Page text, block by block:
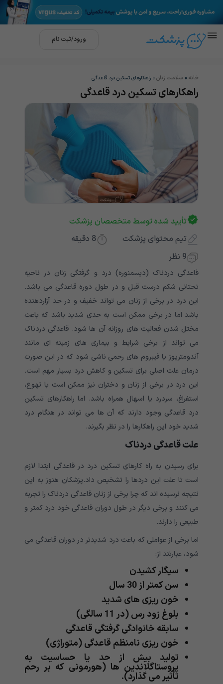
ورود/ثبت نام
خانه » سلامت زنان » راهکارهای تسکین درد قاعدگی
راهکارهای تسکین درد قاعدگی
تأیید شده توسط متخصصان پزشکت
تیم محتوای پزشکت
8 دقیقه
9 نظر
قاعدگی دردناک (دیسمنوره) درد و گرفتگی زنان در ناحیه
تحتانی شکم درست قبل و در طول دوره قاعدگی می باشد.
این درد در برخی از زنان می تواند خفیف و در حد آزاردهنده
باشد اما در برخی ممکن است به حدی شدید باشد که باعث
مختل شدن فعالیت های روزانه آن ها شود. قاعدگی دردناک
می تواند از برخی شرایط و بیماری های زمینه ای مانند
آندومتریوز یا فیبروم های رحمی ناشی شود که در این صورت
درمان علت اصلی برای تسکین و کاهش درد بسیار مهم است.
این درد در برخی از زنان و دختران نیز ممکن است با تهوع،
استفراغ، سردرد یا اسهال همراه باشد. اما راهکارهای تسکین
درد قاعدگی وجود دارند که آن ها می تواند در هنگام درد
شدید خود این راهکارها را در نظر بگیرند.
علت قاعدگی دردناک
برای رسیدن به راه کارهای تسکین درد در قاعدگی ابتدا لازم
است تا علت این دردها را تشخیص داد.پزشکان هنوز به این
نتیجه نرسیده اند که چرا برخی از زنان قاعدگی دردناک را تجربه
می کنند و برخی دیگر در طول دوران قاعدگی خود درد کمتر و
طبیعی را دارند.
اما برخی از عواملی که باعث درد شدیدتر در دوران قاعدگی می
شود، عبارتند از:
سیگار کشیدن
سن کمتر از 30 سال
خون ریزی های شدید
بلوغ زود رس (در 11 سالگی)
سابقه خانوادگی گرفتگی قاعدگی
خون ریزی نامنظم قاعدگی (متوراژی)
تولید بیش از حد یا حساسیت به
پروستاگلاندین ها (هورمونی که بر رحم
تأثیر می گذارد).